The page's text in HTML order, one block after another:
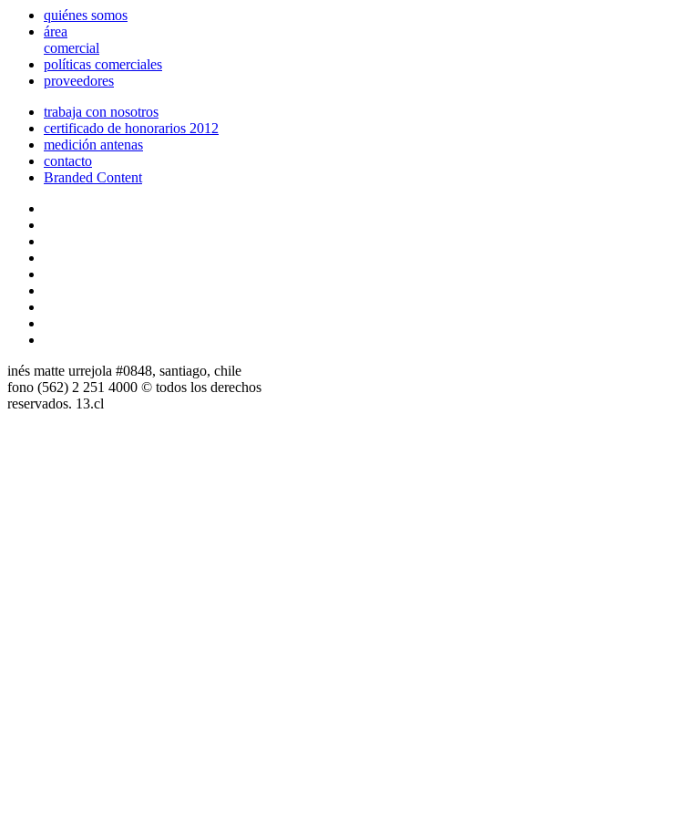
quiénes somos
área
comercial
políticas comerciales
proveedores
trabaja con nosotros
certificado de honorarios 2012
medición antenas
contacto
Branded Content
inés matte urrejola #0848, santiago, chile
fono (562) 2 251 4000 © todos los derechos
reservados. 13.cl